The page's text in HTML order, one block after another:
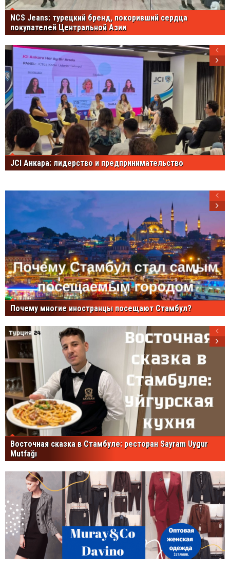
NCS Jeans: турецкий бренд, покоривший сердца
покупателей Центральной Азии
JCI Анкара: лидерство и предпринимательство
Почему многие иностранцы посещают Стамбул?
Восточная сказка в Стамбуле: ресторан Sayram Uygur
Mutfağı